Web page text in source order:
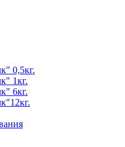
0,5кг.
1кг.
6кг.